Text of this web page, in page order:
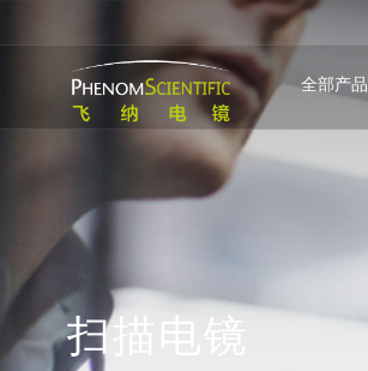
全部产品
扫描 电镜